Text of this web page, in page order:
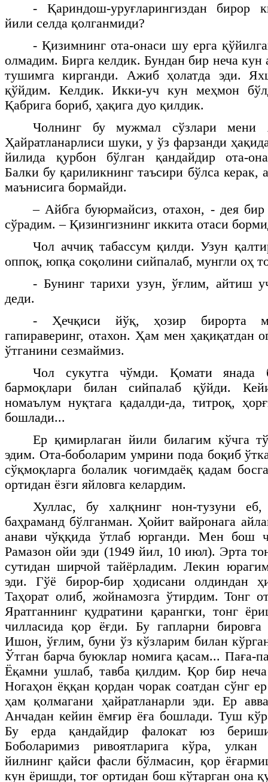
- Қариндош-уруғларингиздан бирор
йили селда қолганмиди?
- Қизимнинг ота-онаси шу ерга
олмадим. Бирга келдик. Бундан бир неча кун
тушимга кирганди. Ажиб ҳолатда эди.
қўйдим. Келдик. Икки-уч кун меҳмон
Қабрига бориб, ҳақига дуо қилдик.
Чолнинг бу мужмал сўзлари мени
Ҳайратланарлиси шуки, у ўз фарзанди
йилида қурбон бўлган қандайдир ота-
Балки бу қариликнинг таъсири бўлса керак,
маънисига бормайди.
– Айбга буюрмайсиз, отахон, - дея бир
сўрадим. – Қизингизнинг иккита отаси
Чол аччиқ табассум қилди. Узун
оппоқ, юпқа соқолини сийпалаб, мунгли оҳ
- Бунинг тарихи узун, ўғлим, айтиш
деди.
- Ҳечқиси йўқ, ҳозир бирорта
гапираверинг, отахон. Ҳам мен ҳақиқатдан
ўтганини сезмаймиз.
Чол сукутга чўмди. Қомати янада
бармоқлари билан сийпалаб қўйди.
номаълум нуқтага қадалди-да, титроқ,
бошлади...
Ер қимирлаган йили билагим кўчга
эдим. Ота-боболарим умрини пода боқиб
сўқмоқларга болалик чоғимдаёқ қадам
ортидан ёзги яйловга келардим.
Хуллас, бу халқнинг нон-тузуни еб,
баҳраманд бўлганман. Ҳойит вайронага
анави чўққида ўтлаб юрганди. Мен бош
Рамазон ойи эди (1949 йил, 10 июл). Эрта
сутидан ширчой тайёрладим. Лекин
эди. Гўё бирор-бир ҳодисани олдиндан
Таҳорат олиб, жойнамозга ўтирдим. Тонг
Яратганнинг қудратини қарангки, тонг
чилласида қор ёғди. Бу гапларни
Ишон, ўғлим, буни ўз кўзларим билан
Ўтган барча буюклар номига қасам... Паға-
Ёқамни ушлаб, тавба қилдим. Қор бир
Ногаҳон ёққан қордан чорак соатдан сўнг
ҳам қолмагани ҳайратланарли эди. Ер
Анчадан кейин ёмғир ёға бошлади. Туш
Бу ерда қандайдир фалокат юз
Боболаримиз ривоятларига кўра,
йилнинг қайси фасли бўлмасин, қор
кун ёришди, тоғ ортидан бош кўтарган она